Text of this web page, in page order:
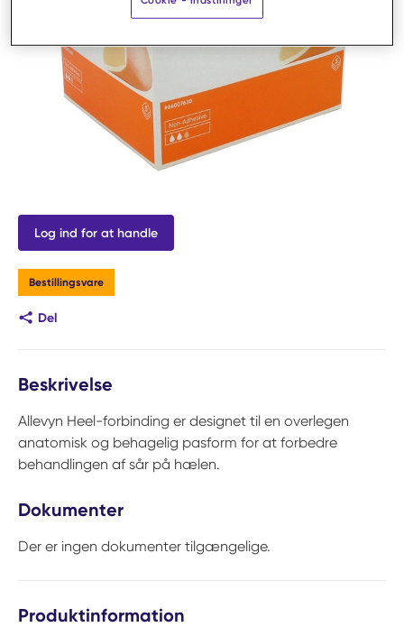
Log ind for at handle
Bestillingsvare
Del
Beskrivelse
Allevyn Heel-forbinding er designet til en overlegen
anatomisk og behagelig pasform for at forbedre
behandlingen af sår på hælen.
Dokumenter
Der er ingen dokumenter tilgængelige.
Produktinformation